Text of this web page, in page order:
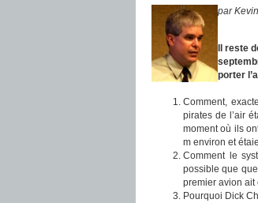
par
Il reste
porter
Comment,
pirates de l’air
moment où ils
m environ et
Comment le
possible que
premier avion ait
Pourquoi Dick